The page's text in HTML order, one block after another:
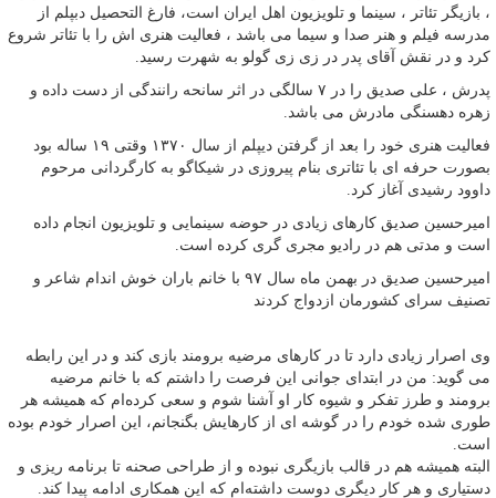
، بازیگر تئاتر ، سینما و تلویزیون اهل ایران است، فارغ التحصیل دبپلم از
مدرسه فیلم و هنر صدا و سیما می باشد ، فعالیت هنری اش را با تئاتر شروع
کرد و در نقش آقای پدر در زی زی گولو به شهرت رسید.
پدرش ، علی صدیق را در ۷ سالگی در اثر سانحه رانندگی از دست داده و
زهره دهسنگی مادرش می باشد.
فعالیت هنری خود را بعد از گرفتن دیپلم از سال ۱۳۷۰ وقتی ۱۹ ساله بود
بصورت حرفه ای با تئاتری بنام پیروزی در شیکاگو به کارگردانی مرحوم
داوود رشیدی آغاز کرد.
امیرحسین صدیق کارهای زیادی در حوضه سینمایی و تلویزیون انجام داده
است و مدتی هم در رادیو مجری گری کرده است.
امیرحسین صدیق در بهمن ماه سال ۹۷ با خانم باران خوش اندام شاعر و
تصنیف سرای کشورمان ازدواج کردند
وی اصرار زیادی دارد تا در کارهای مرضیه برومند بازی کند و در این رابطه
می گوید: من در ابتدای جوانی این فرصت را داشتم که با خانم مرضیه
برومند و طرز تفکر و شیوه کار او آشنا شوم و سعی کرده‌ام که همیشه هر
طوری شده خودم را در گوشه‌ ای از کارهایش بگنجانم، این اصرار خودم بوده
است.
البته همیشه هم در قالب بازیگری نبوده و از طراحی صحنه تا برنامه‌ ریزی و
دستیاری و هر کار دیگری دوست داشته‌ام که این همکاری ادامه پیدا کند.